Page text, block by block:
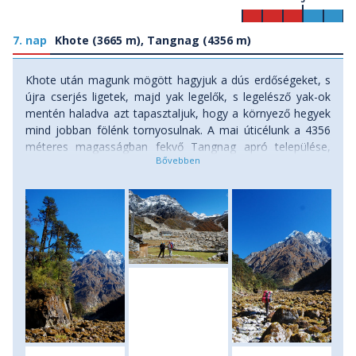
7. nap Khote (3665 m), Tangnag (4356 m)
Khote után magunk mögött hagyjuk a dús erdőségeket, s
újra cserjés ligetek, majd yak legelők, s legelésző yak-ok
mentén haladva azt tapasztaljuk, hogy a környező hegyek
mind jobban fölénk tornyosulnak. A mai úticélunk a 4356
méteres magasságban fekvő Tangnag apró települése,
amely pazar környezetben, egy széles, U-alakú
egyik sziklabarlang mentén kialakított kis buddhista
kolostort, s ha a szerzetest ott találjuk, némi adomány
fejében áldását kérhetjük vállalkozásunk sikere érdekében.
A Tangnagben a szükséges akklimatizáció végett
ismételten két éjszakát is eltöltünk. Szállás: menedékház.
(menetidő: 6 óra, szint: 700 méter felfele)